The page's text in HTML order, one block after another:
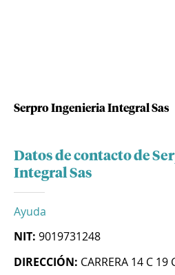
Serpro Ingenieria Integral Sas
Datos de contacto de
Integral Sas
Ayuda
NIT: 9019731248
DIRECCIÓN: CARRERA 14 C 19